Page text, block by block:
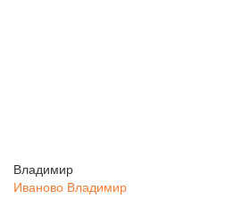
Владимир
Иваново Владимир